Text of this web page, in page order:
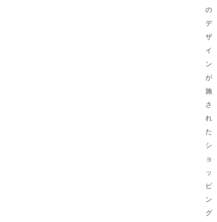
の
デ
ザ
イ
ン
が
施
さ
れ
た
シ
ョ
ッ
ピ
ン
グ